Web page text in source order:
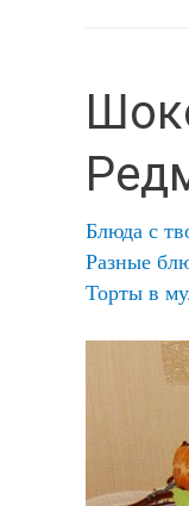
скороварке
Блюда с
Разные
Торты в